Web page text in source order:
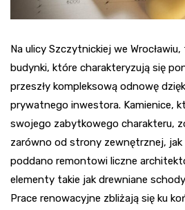
Na ulicy Szczytnickiej we
budynki, które charakteryzują się
przeszły kompleksową odnowę
prywatnego inwestora. Kamienice,
swojego zabytkowego charakteru,
zarówno od strony zewnętrznej,
poddano remontowi liczne
elementy takie jak drewniane
Prace renowacyjne zbliżają się ku